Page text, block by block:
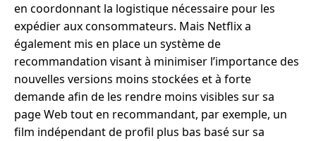
en coordonnant la logistique nécessaire pour les
expédier aux consommateurs. Mais Netflix a
également mis en place un système de
recommandation visant à minimiser l’importance des
nouvelles versions moins stockées et à forte
demande afin de les rendre moins visibles sur sa
page Web tout en recommandant, par exemple, un
film indépendant de profil plus bas basé sur sa